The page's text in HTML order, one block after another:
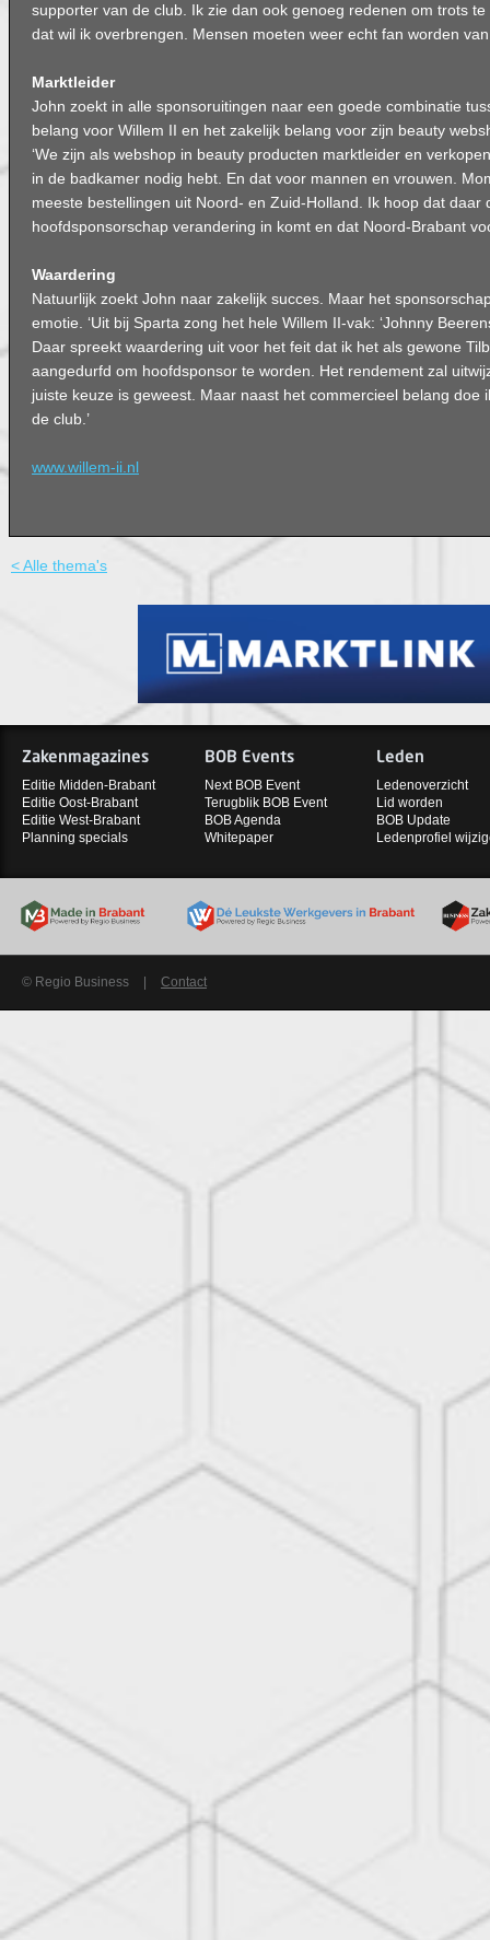
supporter van de club. Ik zie dan ook genoeg redenen om trots
dat wil ik overbrengen. Mensen moeten weer echt fan worden van
Marktleider
John zoekt in alle sponsoruitingen naar een goede combinatie
belang voor Willem II en het zakelijk belang voor zijn beauty
‘We zijn als webshop in beauty producten marktleider en
in de badkamer nodig hebt. En dat voor mannen en vrouwen.
meeste bestellingen uit Noord- en Zuid-Holland. Ik hoop dat daar
hoofdsponsorschap verandering in komt en dat Noord-Brabant
Waardering
Natuurlijk zoekt John naar zakelijk succes. Maar het
emotie. ‘Uit bij Sparta zong het hele Willem II-vak: ‘Johnny
Daar spreekt waardering uit voor het feit dat ik het als gewone
aangedurfd om hoofdsponsor te worden. Het rendement zal
juiste keuze is geweest. Maar naast het commercieel belang doe
de club.’
www.willem-ii.nl
< Alle thema's
Zakenmagazines
Editie Midden-Brabant
Editie Oost-Brabant
Editie West-Brabant
Planning specials
BOB Events
Next BOB Event
Terugblik BOB Event
BOB Agenda
Whitepaper
Leden
Ledenoverzicht
Lid worden
BOB Update
Ledenprofiel
© Regio Business Contact